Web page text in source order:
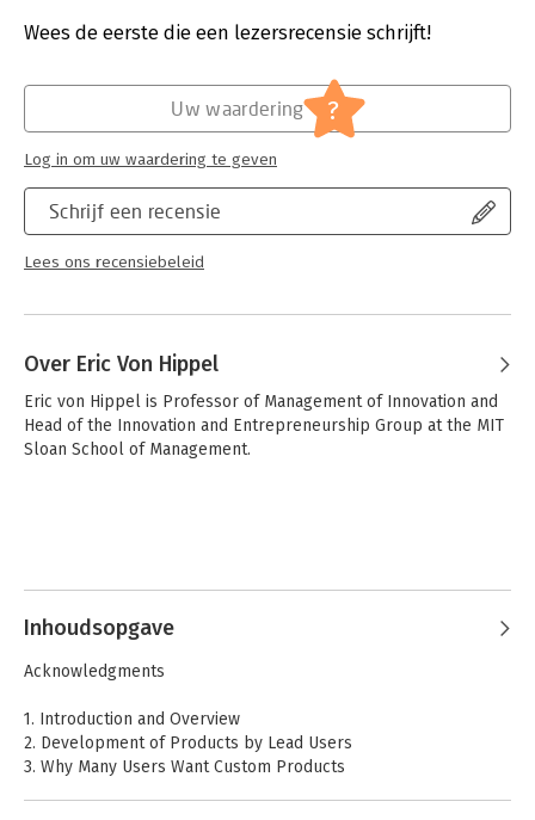
Verschijningsdatum:
17-3-2006
IT-management / ICT
Wees de eerste die een lezersrecensie schrijft!
Schrijf een recensie
Lees ons recensiebeleid
Uw waardering ?
Log in om uw waardering te geven
Over Eric Von Hippel
Eric von Hippel is Professor of Management of Innovation and
Head of the Innovation and Entrepreneurship Group at the MIT
Sloan School of Management.
Inhoudsopgave
Acknowledgments
1. Introduction and Overview
2. Development of Products by Lead Users
3. Why Many Users Want Custom Products